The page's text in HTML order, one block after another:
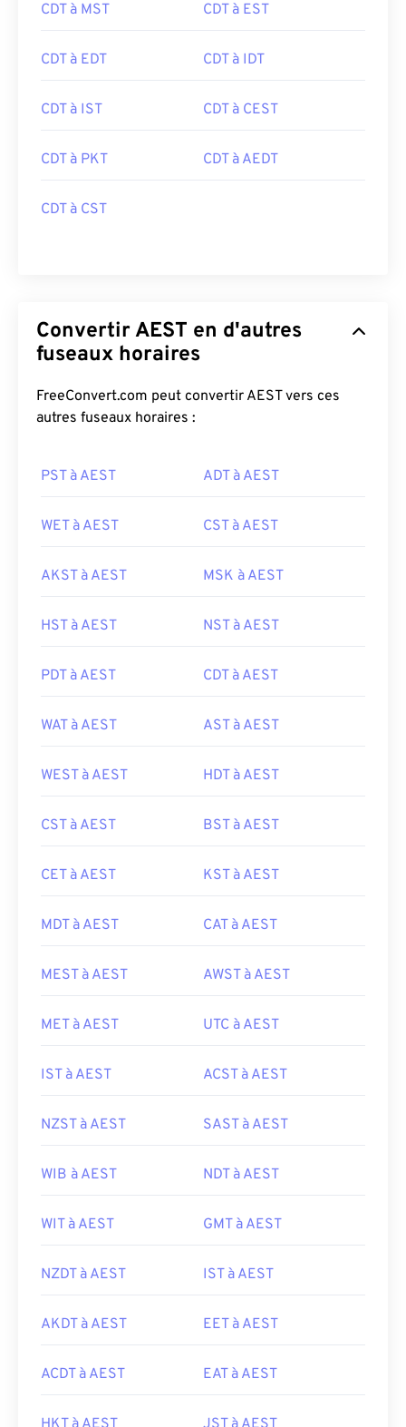
CDT à MST CDT à EST
CDT à EDT CDT à IDT
CDT à IST CDT à CEST
CDT à PKT CDT à AEDT
CDT à CST
Convertir AEST en d'autres
fuseaux horaires
FreeConvert.com peut convertir AEST vers ces
autres fuseaux horaires :
PST à AEST ADT à AEST
WET à AEST CST à AEST
AKST à AEST MSK à AEST
HST à AEST NST à AEST
PDT à AEST CDT à AEST
WAT à AEST AST à AEST
WEST à AEST HDT à AEST
CST à AEST BST à AEST
CET à AEST KST à AEST
MDT à AEST CAT à AEST
MEST à AEST AWST à AEST
MET à AEST UTC à AEST
IST à AEST ACST à AEST
NZST à AEST SAST à AEST
WIB à AEST NDT à AEST
WIT à AEST GMT à AEST
NZDT à AEST IST à AEST
AKDT à AEST EET à AEST
ACDT à AEST EAT à AEST